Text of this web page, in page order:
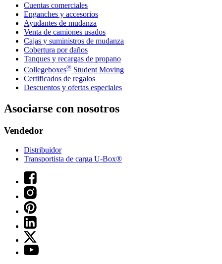
Cuentas comerciales
Enganches y accesorios
Ayudantes de mudanza
Venta de camiones usados
Cajas y suministros de mudanza
Cobertura por daños
Tanques y recargas de propano
Collegeboxes® Student Moving
Certificados de regalos
Descuentos y ofertas especiales
Asociarse con nosotros
Vendedor
Distribuidor
Transportista de carga U-Box®